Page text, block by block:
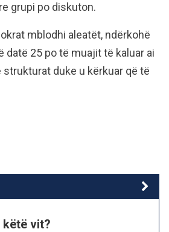
grupi po diskuton.
mblodhi aleatët, ndërkohë
datë 25 po të muajit të kaluar ai
duke u kërkuar që të
këtë vit?